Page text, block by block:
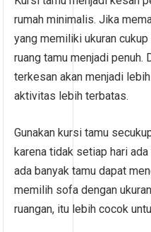
rumah minimalis. Jika
yang memiliki ukuran
ruang tamu menjadi penuh.
terkesan akan menjadi
aktivitas lebih terbatas.
Gunakan kursi tamu
karena tidak setiap hari
ada banyak tamu dapat
memilih sofa dengan
ruangan, itu lebih cocok